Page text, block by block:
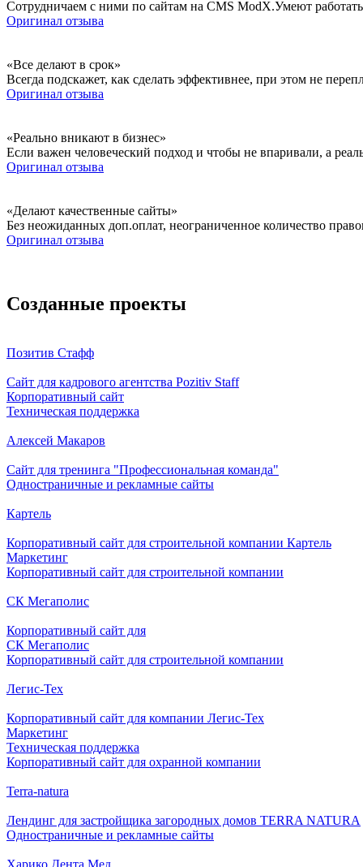
Сотрудничаем с ними по сайтам на CMS ModX.Умеют
Оригинал отзыва
«Все делают в срок»
Всегда подскажет, как сделать эффективнее, при этом не
Оригинал отзыва
«Реально вникают в бизнес»
Если важен человеческий подход и чтобы не впаривали, а
Оригинал отзыва
«Делают качественные сайты»
Без неожиданных доп.оплат, неограниченное количество
Оригинал отзыва
Созданные проекты
Позитив Стафф
Сайт для кадрового агентства Pozitiv Staff
Корпоративный сайт
Техническая поддержка
Алексей Макаров
Сайт для тренинга "Профессиональная команда"
Одностраничные и рекламные сайты
Картель
Корпоративный сайт для строительной компании Картель
Маркетинг
Корпоративный сайт для строительной компании
СК Мегаполис
Корпоративный сайт для
СК Мегаполис
Корпоративный сайт для строительной компании
Легис-Тех
Корпоративный сайт для компании Легис-Тех
Маркетинг
Техническая поддержка
Корпоративный сайт для охранной компании
Terra-natura
Лендинг для застройщика загородных домов TERRA NATURA
Одностраничные и рекламные сайты